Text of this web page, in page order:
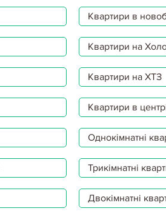
Квартири в
Квартири на
Квартири на ХТЗ
Квартири в
Однокімнатні
Трикімнатні
Двокімнатні